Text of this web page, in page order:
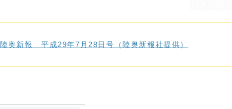
陸奥新報 平成29年7月28日号（陸奥新報社提供）